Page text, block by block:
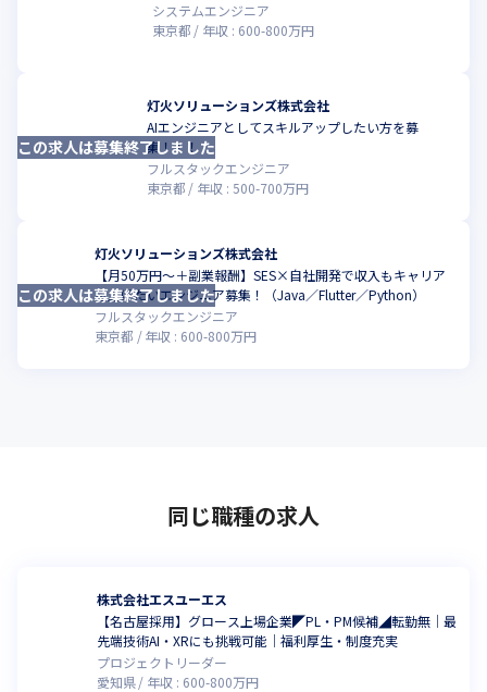
システムエンジニア
東京都
年収 : 600-800万円
灯火ソリューションズ株式会社
AIエンジニアとしてスキルアップしたい方を募
集！！！
フルスタックエンジニア
東京都
年収 : 500-700万円
この求人は募集終了しました
灯火ソリューションズ株式会社
【月50万円〜＋副業報酬】SES×自社開発で収入もキャリア
も上げたいエンジニア募集！（Java／Flutter／Python）
フルスタックエンジニア
東京都
年収 : 600-800万円
この求人は募集終了しました
同じ職種の求人
株式会社エスユーエス
【名古屋採用】グロース上場企業◤PL・PM候補◢転勤無│最
先端技術AI・XRにも挑戦可能│福利厚生・制度充実
プロジェクトリーダー
愛知県
年収 : 600-800万円